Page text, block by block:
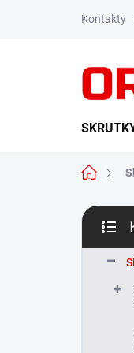
Kontakty
Domov
B
č